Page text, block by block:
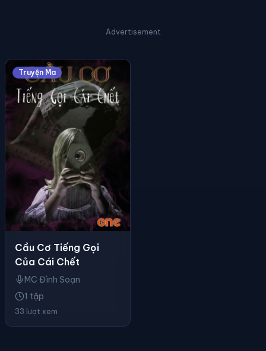
Advertisement
Truyện Ma
Cầu Cơ Tiếng Gọi
Của Cái Chết
MC Đình Soạn
1 tập
33 lượt xem